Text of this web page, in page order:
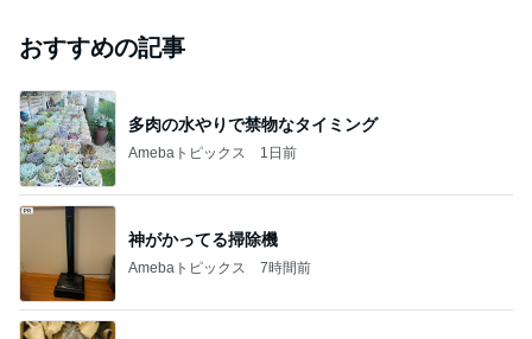
おすすめの記事
多肉の水やりで禁物なタイミング
Amebaトピックス 1日前
神がかってる掃除機
Amebaトピックス 7時間前